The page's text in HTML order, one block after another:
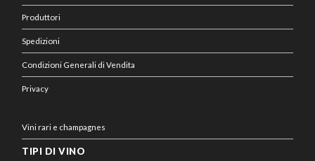
Produttori
Spedizioni
Condizioni Generali di Vendita
Privacy
Vini rari e champagnes
TIPI DI VINO